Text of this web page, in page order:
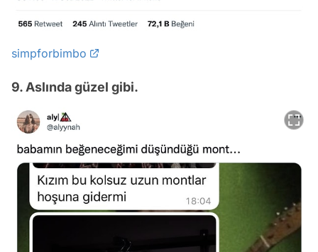
simpforbimbo
9. Aslında güzel gibi.